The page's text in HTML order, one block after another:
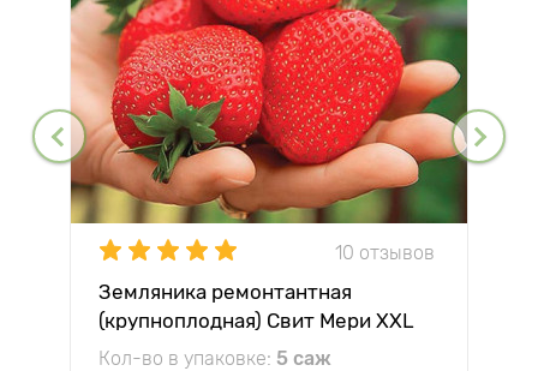
10 отзывов
Земляника ремонтантная
(крупноплодная) Свит Мери XXL
Кол-во в упаковке: 5 саж